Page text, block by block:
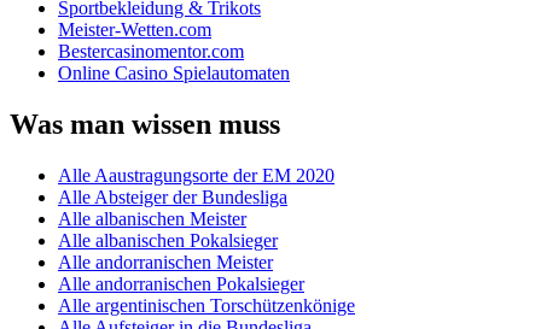
Sportbekleidung & Trikots
Meister-Wetten.com
Bestercasinomentor.com
Online Casino Spielautomaten
Was man wissen muss
Alle Aaustragungsorte der EM 2020
Alle Absteiger der Bundesliga
Alle albanischen Meister
Alle albanischen Pokalsieger
Alle andorranischen Meister
Alle andorranischen Pokalsieger
Alle argentinischen Torschützenkönige